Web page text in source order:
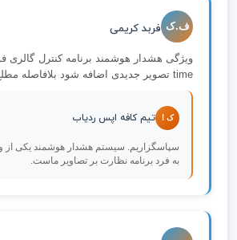
ف.ک فربد کریمی
ویژگی هشدار هوشمند برنامه کنترل گالری
time تصویر جدیدی اضافه شود بلافاصله مطلع می‌شوم.
ک ا تیم کافه اپس ردیاب
سپاسگزاریم. سیستم هشدار هوشمند یکی از
به فرد برنامه نظارت بر تصاویر ماست.